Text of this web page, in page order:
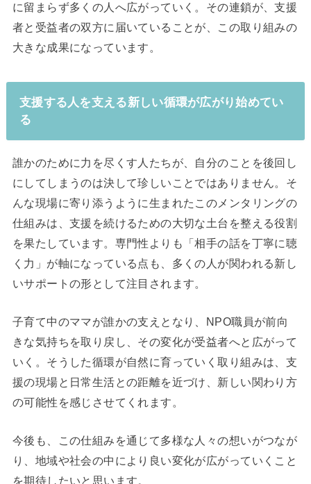
に留まらず多くの人へ広がっていく。その連鎖が、支援
者と受益者の双方に届いていることが、この取り組みの
大きな成果になっています。
支援する人を支える新しい循環が広がり始めてい
る
誰かのために力を尽くす人たちが、自分のことを後回し
にしてしまうのは決して珍しいことではありません。そ
んな現場に寄り添うように生まれたこのメンタリングの
仕組みは、支援を続けるための大切な土台を整える役割
を果たしています。専門性よりも「相手の話を丁寧に聴
く力」が軸になっている点も、多くの人が関われる新し
いサポートの形として注目されます。
子育て中のママが誰かの支えとなり、NPO職員が前向
きな気持ちを取り戻し、その変化が受益者へと広がって
いく。そうした循環が自然に育っていく取り組みは、支
援の現場と日常生活との距離を近づけ、新しい関わり方
の可能性を感じさせてくれます。
今後も、この仕組みを通じて多様な人々の想いがつなが
り、地域や社会の中により良い変化が広がっていくこと
を期待したいと思います。